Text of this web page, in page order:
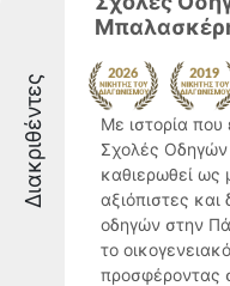
Διακριθέντες
Με ιστορία που
Σχολές
καθιερωθεί ως
αξιόπιστες και
οδηγών στην
το
προσφέροντας